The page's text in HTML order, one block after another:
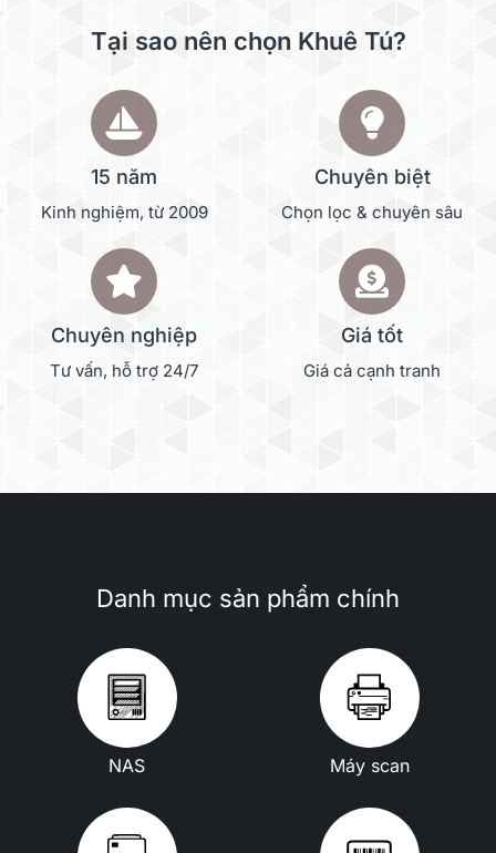
Tại sao nên chọn Khuê Tú?
15 năm
Kinh nghiệm, từ 2009
Chuyên biệt
Chọn lọc & chuyên sâu
Chuyên nghiệp
Tư vấn, hỗ trợ 24/7
Giá tốt
Giá cả cạnh tranh
Danh mục sản phẩm chính
NAS Máy scan